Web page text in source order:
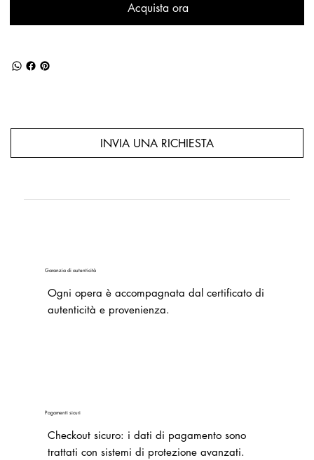
Acquista ora
INVIA UNA RICHIESTA
Garanzia di autenticità
Ogni opera è accompagnata dal certificato di
autenticità e provenienza.
Pagamenti sicuri
Checkout sicuro: i dati di pagamento sono
trattati con sistemi di protezione avanzati.